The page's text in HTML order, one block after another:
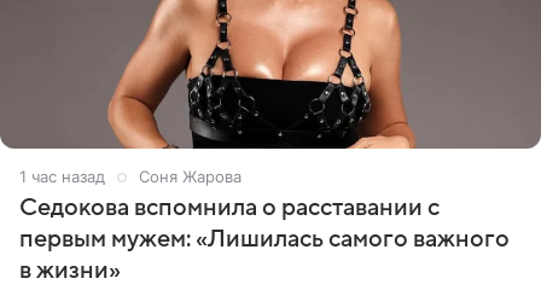
1 час назад Соня Жарова
Седокова вспомнила о расставании с
первым мужем: «Лишилась самого важного
в жизни»